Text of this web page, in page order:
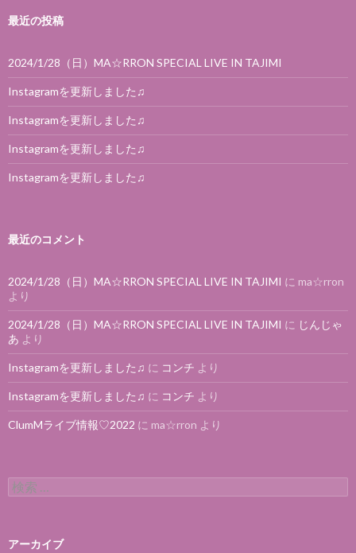
最近の投稿
2024/1/28（日）MA☆RRON SPECIAL LIVE IN TAJIMI
Instagramを更新しました♫
Instagramを更新しました♫
Instagramを更新しました♫
Instagramを更新しました♫
最近のコメント
2024/1/28（日）MA☆RRON SPECIAL LIVE IN TAJIMI に ma☆rron
より
2024/1/28（日）MA☆RRON SPECIAL LIVE IN TAJIMI に じんじゃ
あ より
Instagramを更新しました♫ に コンチ より
Instagramを更新しました♫ に コンチ より
ClumMライブ情報♡2022 に ma☆rron より
検索:
アーカイブ